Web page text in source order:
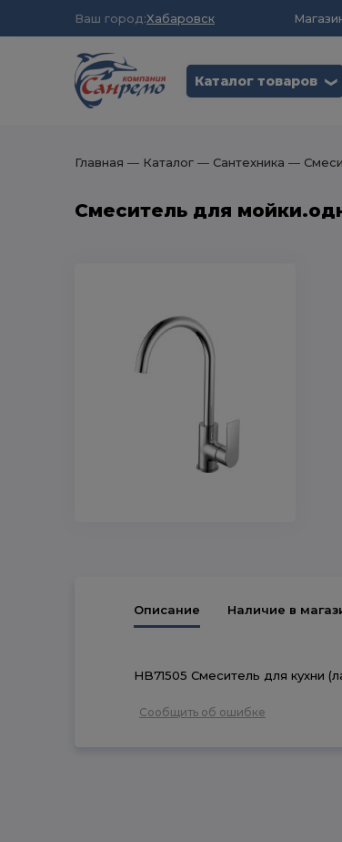
Ваш город:Хабаровск
Каталог товаров ❮
Главная ― Каталог ― Сантехника ―
Смеситель для
Описание Наличие в
HB71505 Смеситель для кухни
Сообщить об ошибке